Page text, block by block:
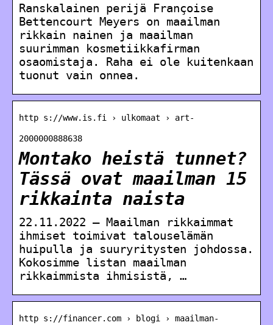
Ranskalainen perijä Françoise
Bettencourt Meyers on maailman
rikkain nainen ja maailman
suurimman kosmetiikkafirman
osaomistaja. Raha ei ole kuitenkaan
tuonut vain onnea.
http s://www.is.fi › ulkomaat › art-
2000000888638
Montako heistä tunnet?
Tässä ovat maailman 15
rikkainta naista
22.11.2022 — Maailman rikkaimmat
ihmiset toimivat talouselämän
huipulla ja suuryritysten johdossa.
Kokosimme listan maailman
rikkaimmista ihmisistä, …
http s://financer.com › blogi › maailman-